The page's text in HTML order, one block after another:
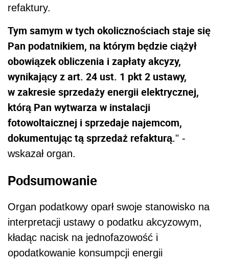
refaktury.
Tym samym w tych okolicznościach staje się
Pan podatnikiem, na którym będzie ciążył
obowiązek obliczenia i zapłaty akcyzy,
wynikający z art. 24 ust. 1 pkt 2 ustawy,
w zakresie sprzedaży energii elektrycznej,
którą Pan wytwarza w instalacji
fotowoltaicznej i sprzedaje najemcom,
dokumentując tą sprzedaż refakturą." -
wskazał organ.
Podsumowanie
Organ podatkowy oparł swoje stanowisko na
interpretacji ustawy o podatku akcyzowym,
kładąc nacisk na jednofazowość i
opodatkowanie konsumpcji energii